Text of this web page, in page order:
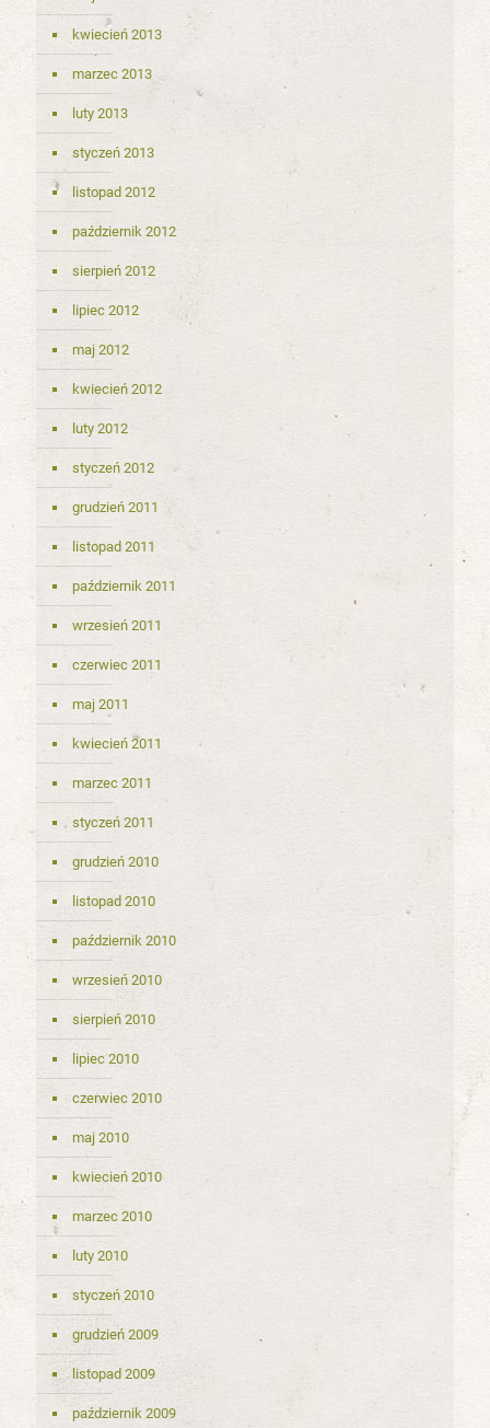
kwiecień 2013
marzec 2013
luty 2013
styczeń 2013
listopad 2012
październik 2012
sierpień 2012
lipiec 2012
maj 2012
kwiecień 2012
luty 2012
styczeń 2012
grudzień 2011
listopad 2011
październik 2011
wrzesień 2011
czerwiec 2011
maj 2011
kwiecień 2011
marzec 2011
styczeń 2011
grudzień 2010
listopad 2010
październik 2010
wrzesień 2010
sierpień 2010
lipiec 2010
czerwiec 2010
maj 2010
kwiecień 2010
marzec 2010
luty 2010
styczeń 2010
grudzień 2009
listopad 2009
październik 2009